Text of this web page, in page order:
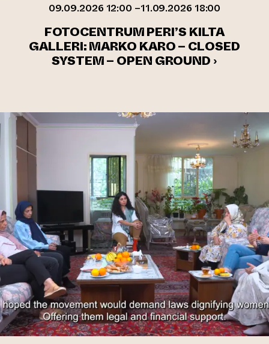
09.09.2026 12:00 –11.09.2026 18:00
FOTOCENTRUM PERI’S KILTA
GALLERI: MARKO KARO – CLOSED
SYSTEM – OPEN GROUND ›